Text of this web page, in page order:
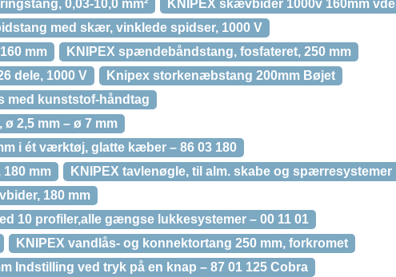
0,03-10,0 mm²
KNIPEX skævbider 1000v 160mm vde
med skær, vinklede spidser, 1000 V
mm
KNIPEX spændebåndstang, fosfateret, 250 mm
dele, 1000 V
Knipex storkenæbstang 200mm Bøjet
med kunststof-håndtag
ø 2,5 mm – ø 7 mm
i ét værktøj, glatte kæber – 86 03 180
mm
KNIPEX tavlenøgle, til alm. skabe og spærresystemer
180 mm
10 profiler,alle gængse lukkesystemer – 00 11 01
KNIPEX vandlås- og konnektortang 250 mm, forkromet
Indstilling ved tryk på en knap – 87 01 125 Cobra